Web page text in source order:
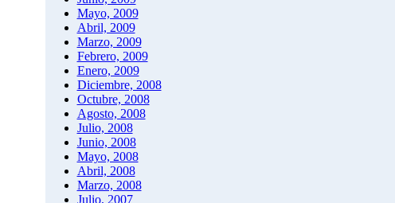
Mayo, 2009
Abril, 2009
Marzo, 2009
Febrero, 2009
Enero, 2009
Diciembre, 2008
Octubre, 2008
Agosto, 2008
Julio, 2008
Junio, 2008
Mayo, 2008
Abril, 2008
Marzo, 2008
Julio, 2007